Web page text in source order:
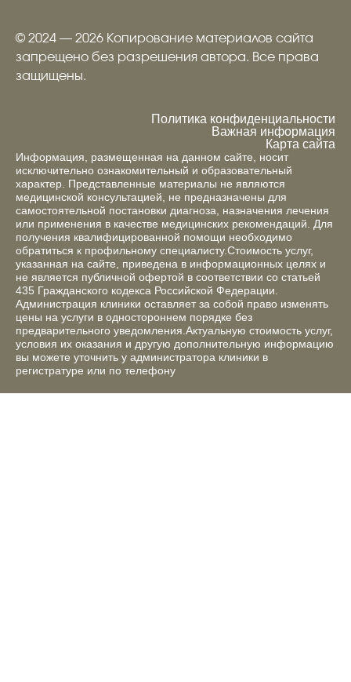
© 2024 — 2026 Копирование материалов сайта
запрещено без разрешения автора. Все права
защищены.
Политика конфиденциальности
Важная информация
Карта сайта
Информация, размещенная на данном сайте, носит
исключительно ознакомительный и образовательный
характер. Представленные материалы не являются
медицинской консультацией, не предназначены для
самостоятельной постановки диагноза, назначения лечения
или применения в качестве медицинских рекомендаций. Для
получения квалифицированной помощи необходимо
обратиться к профильному специалисту.Стоимость услуг,
указанная на сайте, приведена в информационных целях и
не является публичной офертой в соответствии со статьей
435 Гражданского кодекса Российской Федерации.
Администрация клиники оставляет за собой право изменять
цены на услуги в одностороннем порядке без
предварительного уведомления.Актуальную стоимость услуг,
условия их оказания и другую дополнительную информацию
вы можете уточнить у администратора клиники в
регистратуре или по телефону